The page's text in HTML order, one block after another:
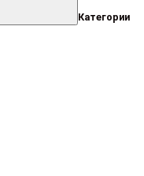
Категории